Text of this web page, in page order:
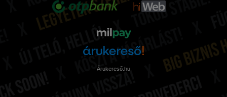
Árukereső.hu